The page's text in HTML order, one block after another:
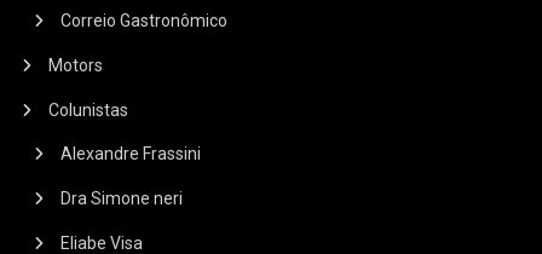
Correio Gastronômico
Motors
Colunistas
Alexandre Frassini
Dra Simone neri
Eliabe Visa